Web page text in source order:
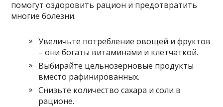
помогут оздоровить рацион и предотвратить
многие болезни.
Увеличьте потребление овощей и фруктов
– они богаты витаминами и клетчаткой.
Выбирайте цельнозерновые продукты
вместо рафинированных.
Снизьте количество сахара и соли в
рационе.